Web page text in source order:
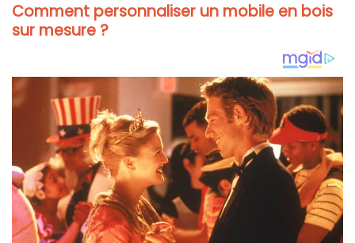
Comment personnaliser un mobile en bois
sur mesure ?